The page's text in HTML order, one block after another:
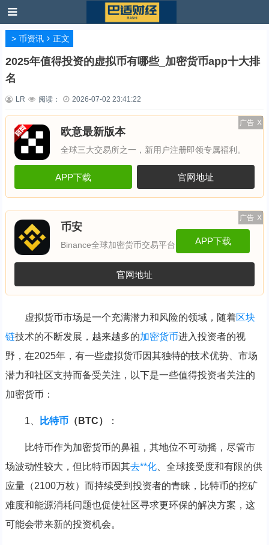
> 币资讯 正文
2025年值得投资的虚拟币有哪些_加密货币app十大排
名
LR 阅读： 2026-07-02 23:41:22
广告 X
欧意最新版本
全球三大交易所之一，新用户注册即领专属福利。
APP下载 官网地址
广告 X
币安
Binance全球加密货币交易平台 APP下载
官网地址
虚拟货币市场是一个充满潜力和风险的领域，随着区块
链技术的不断发展，越来越多的加密货币进入投资者的视
野，在2025年，有一些虚拟货币因其独特的技术优势、市场
潜力和社区支持而备受关注，以下是一些值得投资者关注的
加密货币：
1、 比特币 （BTC） ：
比特币作为加密货币的鼻祖，其地位不可动摇，尽管市
场波动性较大，但比特币因其去**化、全球接受度和有限的供
应量（2100万枚）而持续受到投资者的青睐，比特币的挖矿
难度和能源消耗问题也促使社区寻求更环保的解决方案，这
可能会带来新的投资机会。